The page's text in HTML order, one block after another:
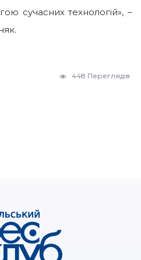
сучасних технологій», –
448 Переглядів